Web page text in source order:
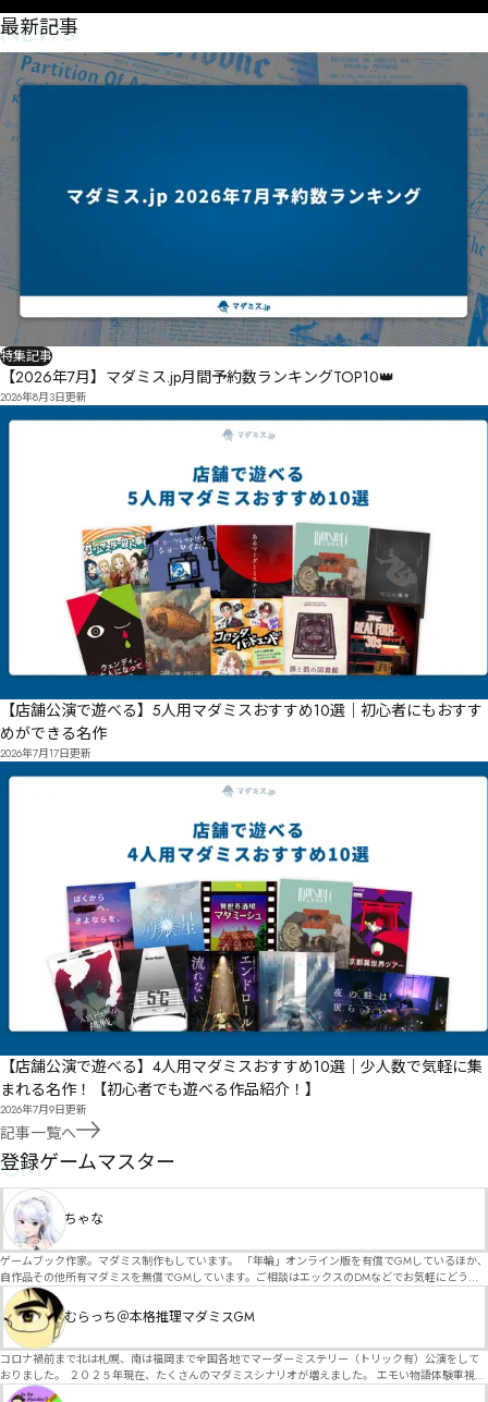
NEWS
最新記事
特集記事
【2026年7月】マダミス.jp月間予約数ランキングTOP10👑
2026年8月3日更新
【店舗公演で遊べる】5人用マダミスおすすめ10選｜初心者にもおすす
めができる名作
2026年7月17日更新
【店舗公演で遊べる】4人用マダミスおすすめ10選｜少人数で気軽に集
まれる名作！【初心者でも遊べる作品紹介！】
2026年7月9日更新
記事一覧へ
GM
登録ゲームマスター
ちゃな
ゲームブック作家。マダミス制作もしています。 「年輪」オンライン版を有償でGMしているほか、
自作品その他所有マダミスを無償でGMしています。ご相談はエックスのDMなどでお気軽にどう
ぞ。
むらっち＠本格推理マダミスGM
コロナ禍前まで北は札幌、南は福岡まで全国各地でマーダーミステリー（トリック有）公演をして
おりました。 ２０２５年現在、たくさんのマダミスシナリオが増えました。 エモい物語体験重視の
シナリオがマダミス・マーダーミステリーというジャンル名でたくさんあるため、そのようなシナ